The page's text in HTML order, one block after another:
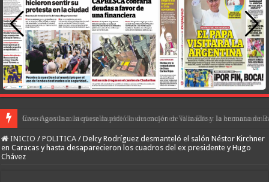
Caso Agostina: la querella pidió la detención de la madre y la hermana de
INICIO / POLITICA / Delcy Rodríguez desmanteló el salón Néstor Kirchner
en Caracas y hasta desaparecieron los cuadros del ex presidente y Hugo
Chávez